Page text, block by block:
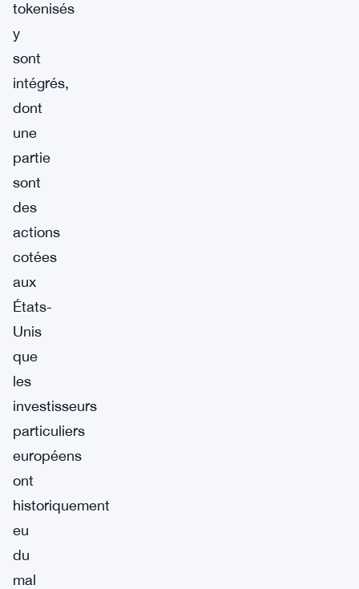
tokenisés
y
sont
intégrés,
dont
une
partie
sont
des
actions
cotées
aux
États-
Unis
que
les
investisseurs
particuliers
européens
ont
historiquement
eu
du
mal